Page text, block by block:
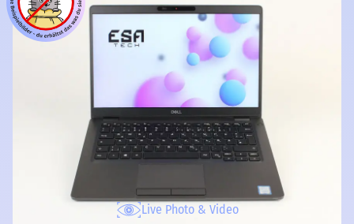
Live Photo & Video